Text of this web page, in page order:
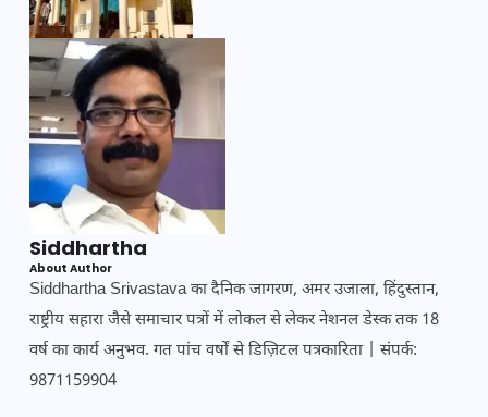
Siddhartha
About Author
Siddhartha Srivastava का दैनिक जागरण, अमर उजाला, हिंदुस्तान,
राष्ट्रीय सहारा जैसे समाचार पत्रों में लोकल से लेकर नेशनल डेस्क तक 18
वर्ष का कार्य अनुभव. गत पांच वर्षों से डिज़िटल पत्रकारिता | संपर्क:
9871159904